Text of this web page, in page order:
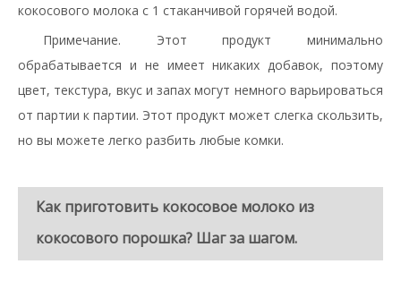
кокосового молока с 1 стаканчивой горячей водой.
Примечание. Этот продукт минимально
обрабатывается и не имеет никаких добавок, поэтому
цвет, текстура, вкус и запах могут немного варьироваться
от партии к партии. Этот продукт может слегка скользить,
но вы можете легко разбить любые комки.
Как приготовить кокосовое молоко из
кокосового порошка? Шаг за шагом.